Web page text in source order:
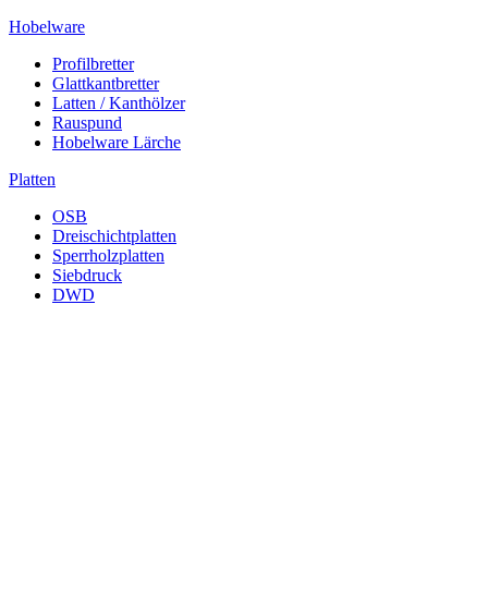
Hobelware
Profilbretter
Glattkantbretter
Latten / Kanthölzer
Rauspund
Hobelware Lärche
Platten
OSB
Dreischichtplatten
Sperrholzplatten
Siebdruck
DWD